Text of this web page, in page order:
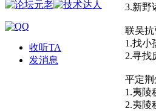
收听TA
发消息
3.新野
联吴抗
1.找小
2.寻找
平定
1.夷陵
2.夷陵